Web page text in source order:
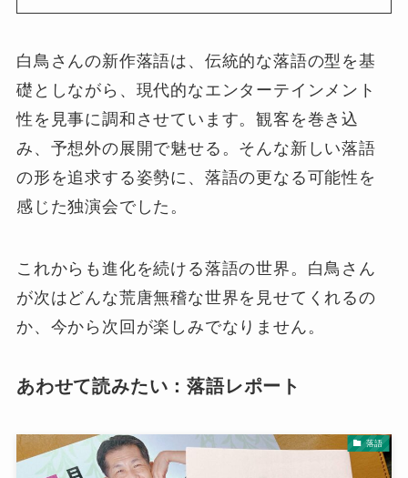
白鳥さんの新作落語は、伝統的な落語の型を基
礎としながら、現代的なエンターテインメント
性を見事に調和させています。観客を巻き込
み、予想外の展開で魅せる。そんな新しい落語
の形を追求する姿勢に、落語の更なる可能性を
感じた独演会でした。
これからも進化を続ける落語の世界。白鳥さん
が次はどんな荒唐無稽な世界を見せてくれるの
か、今から次回が楽しみでなりません。
あわせて読みたい：落語レポート
落語